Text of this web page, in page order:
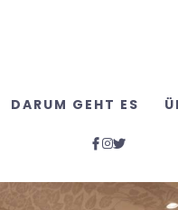
DARUM GEHT ES